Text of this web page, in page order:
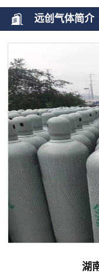
远创气体简介
湖